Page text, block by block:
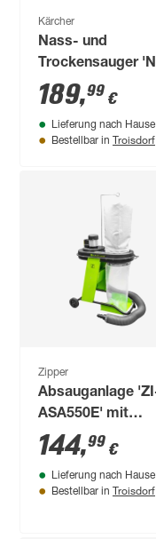
Kärcher
Nass- und
Trockensauger
22/1 Ap L' 1300 W
189,99 €
Lieferung nach Hause
Bestellbar in Troisdorf
Zipper
Absauganlage
ASA550E' mit
Adapter-Set 550
144,99 €
Lieferung nach Hause
Bestellbar in Troisdorf